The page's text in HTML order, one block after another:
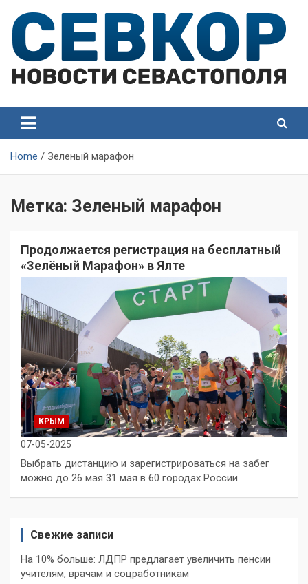
content
Севастополя
Севастополя
Home Зеленый марафон
Метка: Зеленый марафон
Продолжается регистрация на бесплатный
«Зелёный Марафон» в Ялте
КРЫМ
07-05-2025
Выбрать дистанцию и зарегистрироваться на забег
можно до 26 мая 31 мая в 60 городах России…
Свежие записи
На 10% больше: ЛДПР предлагает увеличить пенсии
учителям, врачам и соцработникам